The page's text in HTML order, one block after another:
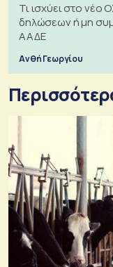
Τι ισχύει στο νέο
δηλώσεων ή μη
ΑΑΔΕ
Ανθή Γεωργίου